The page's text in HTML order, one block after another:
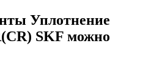
Уплотнение
SKF можно